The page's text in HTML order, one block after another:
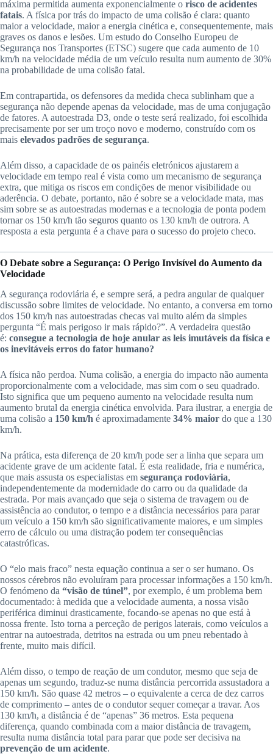
máxima permitida aumenta exponencialmente o risco de acidentes
fatais. A física por trás do impacto de uma colisão é clara: quanto
maior a velocidade, maior a energia cinética e, consequentemente, mais
graves os danos e lesões. Um estudo do Conselho Europeu de
Segurança nos Transportes (ETSC) sugere que cada aumento de 10
km/h na velocidade média de um veículo resulta num aumento de 30%
na probabilidade de uma colisão fatal.
Em contrapartida, os defensores da medida checa sublinham que a
segurança não depende apenas da velocidade, mas de uma conjugação
de fatores. A autoestrada D3, onde o teste será realizado, foi escolhida
precisamente por ser um troço novo e moderno, construído com os
mais elevados padrões de segurança.
Além disso, a capacidade de os painéis eletrónicos ajustarem a
velocidade em tempo real é vista como um mecanismo de segurança
extra, que mitiga os riscos em condições de menor visibilidade ou
aderência. O debate, portanto, não é sobre se a velocidade mata, mas
sim sobre se as autoestradas modernas e a tecnologia de ponta podem
tornar os 150 km/h tão seguros quanto os 130 km/h de outrora. A
resposta a esta pergunta é a chave para o sucesso do projeto checo.
O Debate sobre a Segurança: O Perigo Invisível do Aumento da
Velocidade
A segurança rodoviária é, e sempre será, a pedra angular de qualquer
discussão sobre limites de velocidade. No entanto, a conversa em torno
dos 150 km/h nas autoestradas checas vai muito além da simples
pergunta “É mais perigoso ir mais rápido?”. A verdadeira questão
é: consegue a tecnologia de hoje anular as leis imutáveis da física e
os inevitáveis erros do fator humano?
A física não perdoa. Numa colisão, a energia do impacto não aumenta
proporcionalmente com a velocidade, mas sim com o seu quadrado.
Isto significa que um pequeno aumento na velocidade resulta num
aumento brutal da energia cinética envolvida. Para ilustrar, a energia de
uma colisão a 150 km/h é aproximadamente 34% maior do que a 130
km/h.
Na prática, esta diferença de 20 km/h pode ser a linha que separa um
acidente grave de um acidente fatal. É esta realidade, fria e numérica,
que mais assusta os especialistas em segurança rodoviária,
independentemente da modernidade do carro ou da qualidade da
estrada. Por mais avançado que seja o sistema de travagem ou de
assistência ao condutor, o tempo e a distância necessários para parar
um veículo a 150 km/h são significativamente maiores, e um simples
erro de cálculo ou uma distração podem ter consequências
catastróficas.
O “elo mais fraco” nesta equação continua a ser o ser humano. Os
nossos cérebros não evoluíram para processar informações a 150 km/h.
O fenómeno da “visão de túnel”, por exemplo, é um problema bem
documentado: à medida que a velocidade aumenta, a nossa visão
periférica diminui drasticamente, focando-se apenas no que está à
nossa frente. Isto torna a perceção de perigos laterais, como veículos a
entrar na autoestrada, detritos na estrada ou um pneu rebentado à
frente, muito mais difícil.
Além disso, o tempo de reação de um condutor, mesmo que seja de
apenas um segundo, traduz-se numa distância percorrida assustadora a
150 km/h. São quase 42 metros – o equivalente a cerca de dez carros
de comprimento – antes de o condutor sequer começar a travar. Aos
130 km/h, a distância é de “apenas” 36 metros. Esta pequena
diferença, quando combinada com a maior distância de travagem,
resulta numa distância total para parar que pode ser decisiva na
prevenção de um acidente.